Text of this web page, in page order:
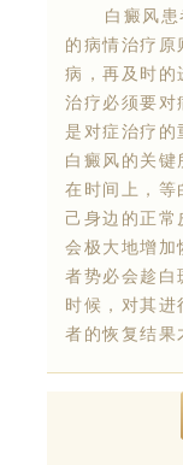
白癜风患者
的病情治疗原
病，再及时的
治疗必须要对
是对症治疗的
白癜风的关键
在时间上，等
己身边的正常
会极大地增加
者势必会趁白
时候，对其进
者的恢复结果